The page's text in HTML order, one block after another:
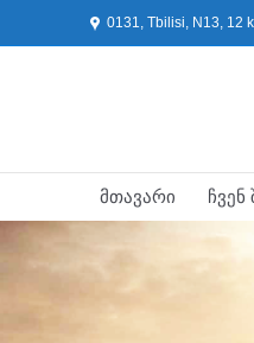
0131, Tbilisi, N13, 12
მთავარი ჩვენ